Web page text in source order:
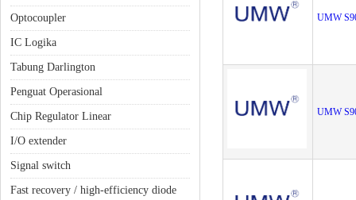
Optocoupler
IC Logika
Tabung Darlington
Penguat Operasional
Chip Regulator Linear
I/O extender
Signal switch
Fast recovery / high-efficiency diode
UMW
UMW